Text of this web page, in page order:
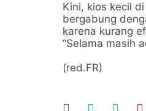
Kini, kios kecil
bergabung
karena kurang
“Selama masih
(red.FR)